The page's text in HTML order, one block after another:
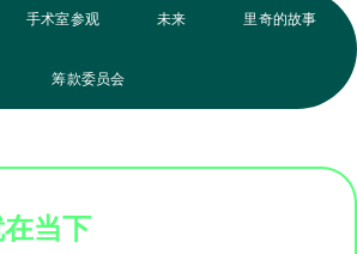
手术室参观 未来 里奇的故事
筹款委员会
当下